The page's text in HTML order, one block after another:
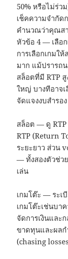
50% หรือไม่ร่ว
เช็คความจำกัด
คำนวณว่าคุณส
หัวข้อ 4 — เลือ
การเลือกเกมใ
มาก แม้ปรารถน
สล็อตที่มี RTP
ใหญ่ บางทีอาจ
จัดแจงงบสำรอง
สล็อต — ดู
RTP (Return
ระยะยาว ส่วน
— ทั้งสองตัวช่ว
เล่น
เกมโต๊ะ — ระเ
เกมโต๊ะเช่นบา
จัดการเงินและ
ขาดทุนและผลก
(chasing